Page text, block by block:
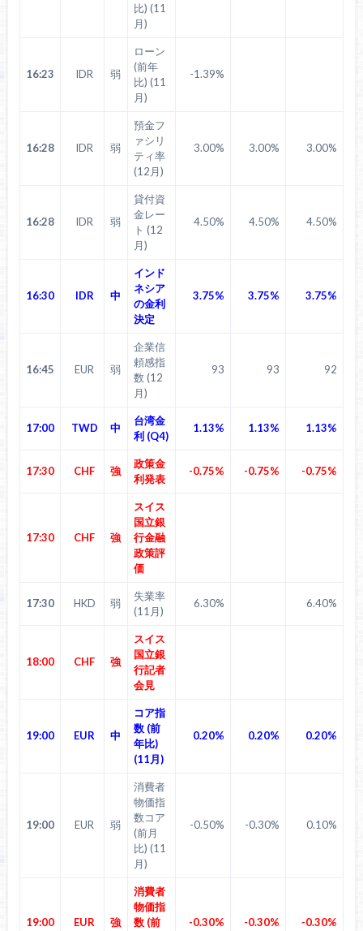
比) (11
月)
16:23 IDR 弱
ローン
(前年
比) (11
月)
-1.39%
16:28 IDR 弱
預金フ
ァシリ
ティ率
(12月)
3.00% 3.00% 3.00%
16:28 IDR 弱
貸付資
金レー
ト (12
月)
4.50% 4.50% 4.50%
16:30 IDR 中
インド
ネシア
の金利
決定
3.75% 3.75% 3.75%
16:45 EUR 弱
企業信
頼感指
数 (12
月)
93 93 92
17:00 TWD 中
台湾金
利 (Q4)
1.13% 1.13% 1.13%
17:30 CHF 強
政策金
利発表
-0.75% -0.75% -0.75%
17:30 CHF 強
スイス
国立銀
行金融
政策評
価
17:30 HKD 弱
失業率
(11月)
6.30% 6.40%
18:00 CHF 強
スイス
国立銀
行記者
会見
19:00 EUR 中
コア指
数 (前
年比)
(11月)
0.20% 0.20% 0.20%
19:00 EUR 弱
消費者
物価指
数コア
(前月
比) (11
月)
-0.50% -0.30% 0.10%
19:00 EUR 強
消費者
物価指
数 (前
-0.30% -0.30% -0.30%